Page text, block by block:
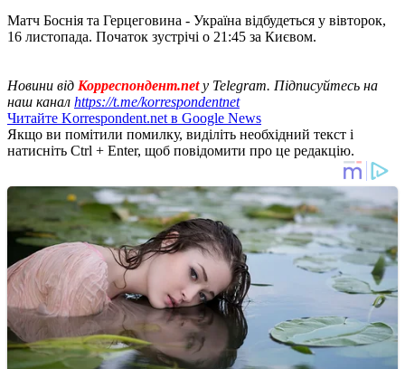
Матч Боснія та Герцеговина - Україна відбудеться у вівторок,
16 листопада. Початок зустрічі о 21:45 за Києвом.
Новини від Корреспондент.netу Telegram. Підписуйтесь на
наш канал https://t.me/korrespondentnet
Читайте Korrespondent.net в Google News
Якщо ви помітили помилку, виділіть необхідний текст і
натисніть Ctrl + Enter, щоб повідомити про це редакцію.